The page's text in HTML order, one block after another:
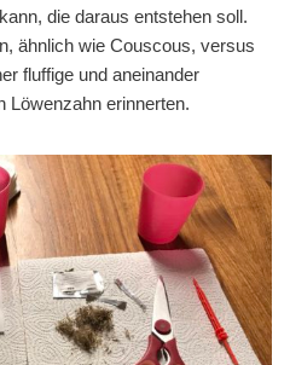
die daraus entstehen soll.
ähnlich wie Couscous, versus
fluffige und aneinander
Löwenzahn erinnerten.